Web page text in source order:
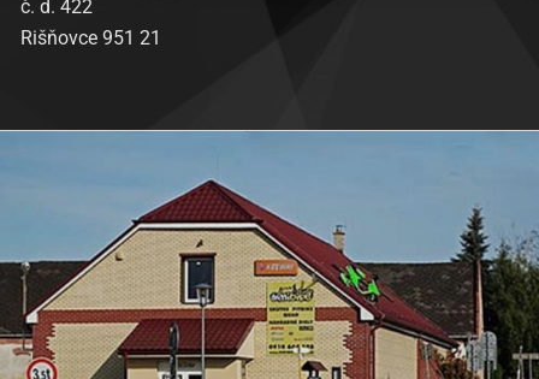
č. d. 422
Rišňovce 951 21